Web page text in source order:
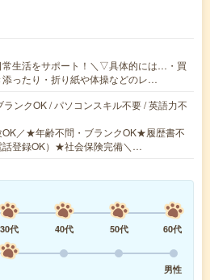
常生活をサポート！＼▽具体的には…・買
添ったり・折り紙や体操などのレ…
ランクOK / パソコンスキル不要 / 英語力不
OK／★年齢不問・ブランクOK★履歴書不
話登録OK）★社会保険完備＼…
30代 40代 50代
60代
男性